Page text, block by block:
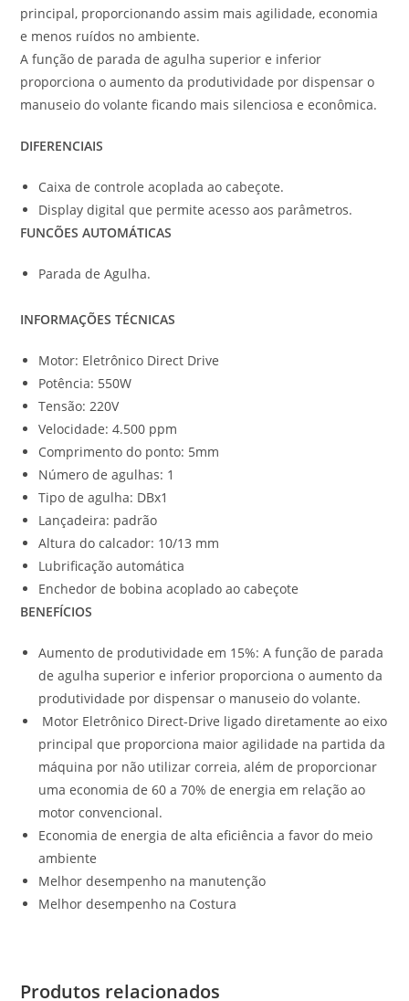
principal, proporcionando assim mais agilidade, economia
e menos ruídos no ambiente.
A função de parada de agulha superior e inferior
proporciona o aumento da produtividade por dispensar o
manuseio do volante ficando mais silenciosa e econômica.
DIFERENCIAIS
Caixa de controle acoplada ao cabeçote.
Display digital que permite acesso aos parâmetros.
FUNCÕES AUTOMÁTICAS
Parada de Agulha.
INFORMAÇÕES TÉCNICAS
Motor: Eletrônico Direct Drive
Potência: 550W
Tensão: 220V
Velocidade: 4.500 ppm
Comprimento do ponto: 5mm
Número de agulhas: 1
Tipo de agulha: DBx1
Lançadeira: padrão
Altura do calcador: 10/13 mm
Lubrificação automática
Enchedor de bobina acoplado ao cabeçote
BENEFÍCIOS
Aumento de produtividade em 15%: A função de parada
de agulha superior e inferior proporciona o aumento da
produtividade por dispensar o manuseio do volante.
Motor Eletrônico Direct-Drive ligado diretamente ao eixo
principal que proporciona maior agilidade na partida da
máquina por não utilizar correia, além de proporcionar
uma economia de 60 a 70% de energia em relação ao
motor convencional.
Economia de energia de alta eficiência a favor do meio
ambiente
Melhor desempenho na manutenção
Melhor desempenho na Costura
Produtos relacionados